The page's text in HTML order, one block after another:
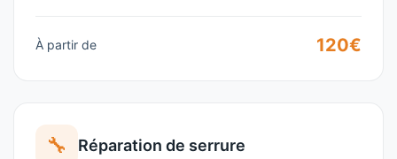
À partir de 120€
🔧 Réparation de serrure